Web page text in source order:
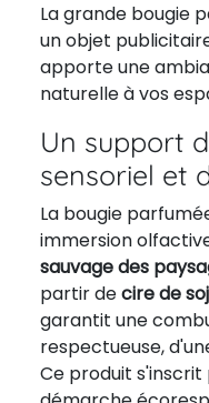
La grande bougie
un objet
apporte une
naturelle à vos
Un support
sensoriel et
La bougie
immersion
sauvage des
partir decire de
garantit une
respectueuse,
Ce produit